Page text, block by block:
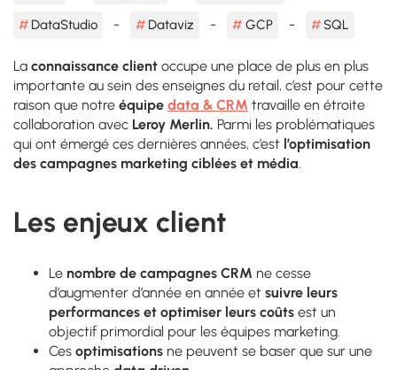
DataStudio Dataviz GCP SQL
La connaissance client occupe une place de plus en plus
importante au sein des enseignes du retail, c’est pour cette
raison que notre équipe data & CRM travaille en étroite
collaboration avec Leroy Merlin. Parmi les problématiques
qui ont émergé ces dernières années, c’est l’optimisation
des campagnes marketing ciblées et média.
Les enjeux client
Le nombre de campagnes CRM ne cesse
d’augmenter d’année en année et suivre leurs
performances et optimiser leurs coûts est un
objectif primordial pour les équipes marketing.
Ces optimisations ne peuvent se baser que sur une